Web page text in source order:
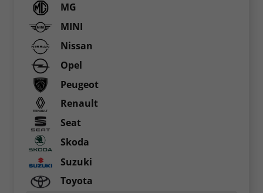
MG
MINI
Nissan
Opel
Peugeot
Renault
Seat
Skoda
Suzuki
Toyota